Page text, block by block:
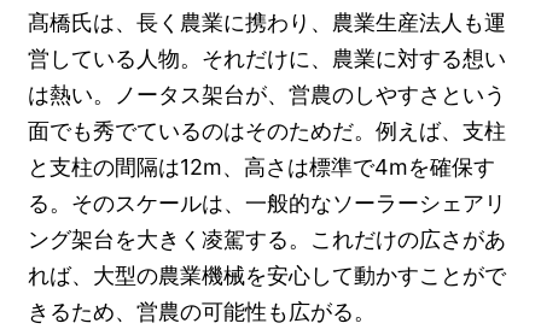
髙橋氏は、長く農業に携わり、農業生産法人も運
営している人物。それだけに、農業に対する想い
は熱い。ノータス架台が、営農のしやすさという
面でも秀でているのはそのためだ。例えば、支柱
と支柱の間隔は12m、高さは標準で4mを確保す
る。そのスケールは、一般的なソーラーシェアリ
ング架台を大きく凌駕する。これだけの広さがあ
れば、大型の農業機械を安心して動かすことがで
きるため、営農の可能性も広がる。